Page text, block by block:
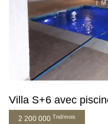
Villa S+6 avec
2 200 000 Tnd/mois